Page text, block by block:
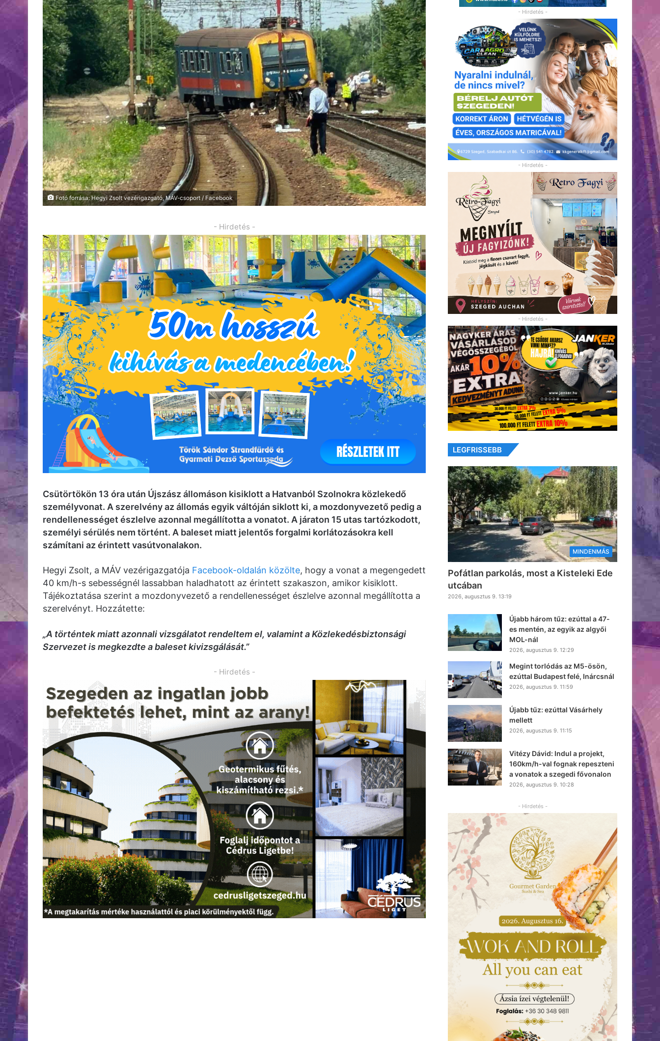
Fotó forrása: Hegyi Zsolt vezérigazgató, MÁV-csoport / Facebook
- Hirdetés -
Csütörtökön 13 óra után Újszász állomáson kisiklott a Hatvanból Szolnokra közlekedő
személyvonat. A szerelvény az állomás egyik váltóján siklott ki, a mozdonyvezető pedig a
rendellenességet észlelve azonnal megállította a vonatot. A járaton 15 utas tartózkodott,
személyi sérülés nem történt. A baleset miatt jelentős forgalmi korlátozásokra kell
számítani az érintett vasútvonalakon.
Hegyi Zsolt, a MÁV vezérigazgatója Facebook-oldalán közölte, hogy a vonat a megengedett
40 km/h-s sebességnél lassabban haladhatott az érintett szakaszon, amikor kisiklott.
Tájékoztatása szerint a mozdonyvezető a rendellenességet észlelve azonnal megállította a
szerelvényt. Hozzátette:
„A történtek miatt azonnali vizsgálatot rendeltem el, valamint a Közlekedésbiztonsági
Szervezet is megkezdte a baleset kivizsgálását.”
- Hirdetés -
- Hirdetés -
- Hirdetés -
- Hirdetés -
LEGFRISSEBB
MINDENMÁS
Pofátlan parkolás, most a Kisteleki Ede
utcában
2026, augusztus 9. 13:19
Újabb három tűz: ezúttal a 47-
es mentén, az egyik az algyői
MOL-nál
2026, augusztus 9. 12:29
Megint torlódás az M5-ösön,
ezúttal Budapest felé, Inárcsnál
2026, augusztus 9. 11:59
Újabb tűz: ezúttal Vásárhely
mellett
2026, augusztus 9. 11:15
Vitézy Dávid: Indul a projekt,
160km/h-val fognak repeszteni
a vonatok a szegedi fővonalon
2026, augusztus 9. 10:28
- Hirdetés -